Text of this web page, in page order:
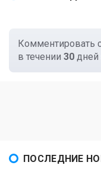
Комментировать
в течении 30 дней
ПОСЛЕДНИЕ